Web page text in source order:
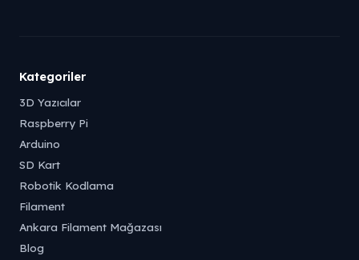
Kategoriler
3D Yazıcılar
Raspberry Pi
Arduino
SD Kart
Robotik Kodlama
Filament
Ankara Filament Mağazası
Blog